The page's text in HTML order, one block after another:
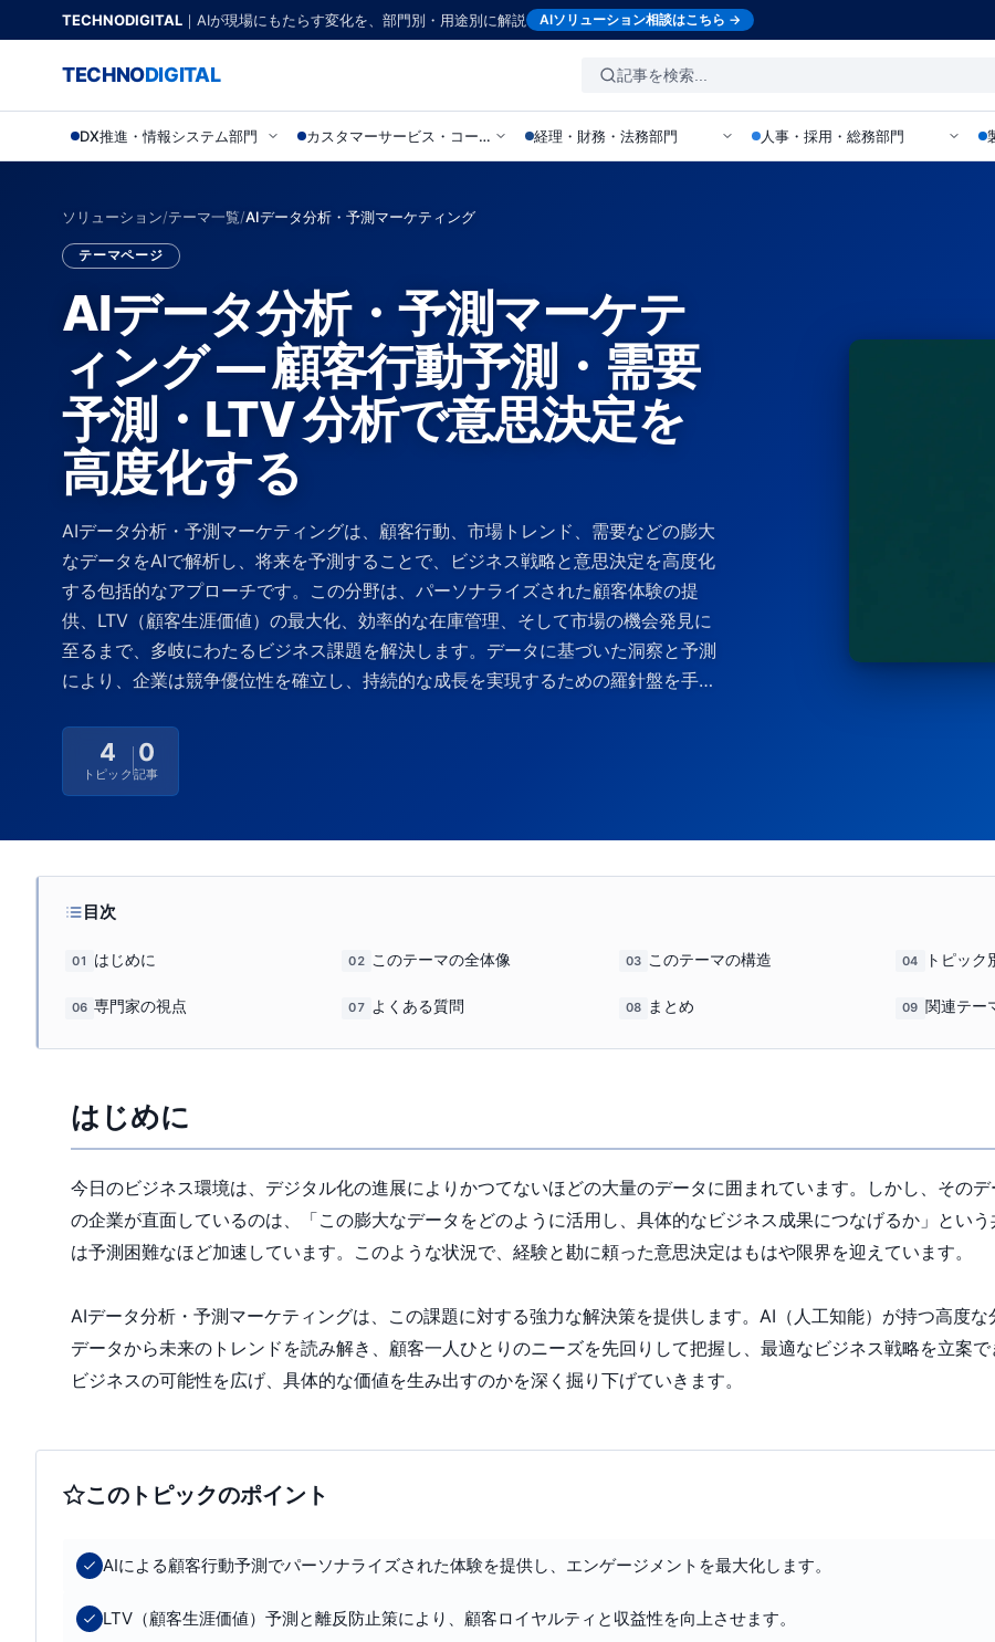
TECHNODIGITAL ｜AIが現場にもたらす変化を、部門別・用途別に解説 AIソリューション相談はこちら →
TECHNODIGITAL
DX推進・情報システム部門 カスタマーサービス・コールセンター 経理・財務・法務部門 人事・採用・総務部門
ソリューション/テーマ一覧/AIデータ分析・予測マーケティング
テーマページ
AIデータ分析・予測マーケテ
ィング — 顧客行動予測・需要
予測・LTV 分析で意思決定を
高度化する
AIデータ分析・予測マーケティングは、顧客行動、市場トレンド、需要などの膨大
なデータをAIで解析し、将来を予測することで、ビジネス戦略と意思決定を高度化
する包括的なアプローチです。この分野は、パーソナライズされた顧客体験の提
供、LTV（顧客生涯価値）の最大化、効率的な在庫管理、そして市場の機会発見に
至るまで、多岐にわたるビジネス課題を解決します。データに基づいた洞察と予測
により、企業は競争優位性を確立し、持続的な成長を実現するための羅針盤を手に
4
トピック
0
記事
目次
01 はじめに 02 このテーマの全体像 03 このテーマの構造 04 トピック
06 専門家の視点 07 よくある質問 08 まとめ 09 関連テー
はじめに
今日のビジネス環境は、デジタル化の進展によりかつてないほどの大量のデータに囲まれています。しかし、その
の企業が直面しているのは、「この膨大なデータをどのように活用し、具体的なビジネス成果につなげるか」とい
は予測困難なほど加速しています。このような状況で、経験と勘に頼った意思決定はもはや限界を迎えています。
AIデータ分析・予測マーケティングは、この課題に対する強力な解決策を提供します。AI（人工知能）が持つ高度
データから未来のトレンドを読み解き、顧客一人ひとりのニーズを先回りして把握し、最適なビジネス戦略を立案
ビジネスの可能性を広げ、具体的な価値を生み出すのかを深く掘り下げていきます。
このトピックのポイント
AIによる顧客行動予測でパーソナライズされた体験を提供し、エンゲージメントを最大化します。
LTV（顧客生涯価値）予測と離反防止策により、顧客ロイヤルティと収益性を向上させます。